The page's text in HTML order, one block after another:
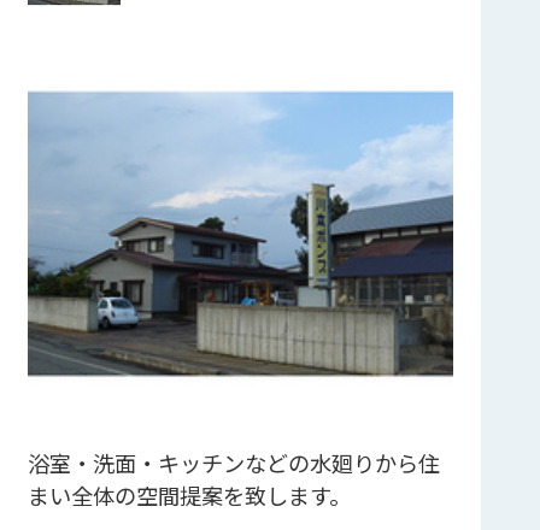
浴室・洗面・キッチンなどの水廻りから住
まい全体の空間提案を致します。